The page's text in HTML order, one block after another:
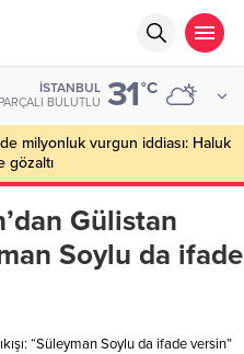
İSTANBUL
PARÇALI BULUTLU 31°C
milyonluk vurgun iddiası: Haluk
gözaltı
Gülistan
Soylu da ifade
“Süleyman Soylu da ifade versin”